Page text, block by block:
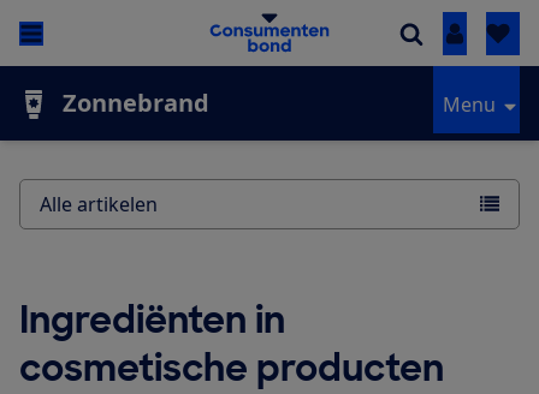
Inloggen
Zonnebrand Menu
Ingrediënten in
cosmetische producten
Alle artikelen